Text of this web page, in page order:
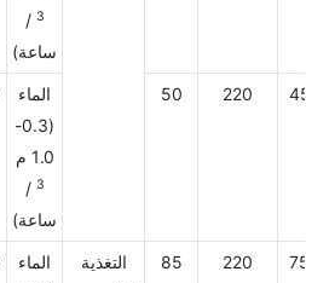
3
/
ساعة)
الماء
(0.3-
1.0 م
3
/
ساعة)
50 220 450
الماء
التغذية
85 220 750